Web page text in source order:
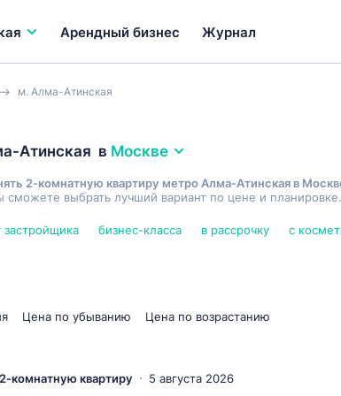
Арендный бизнес Журнал
м. Алма-Атинская
Атинская в Москве
2-комнатную квартиру метро Алма-Атинская в
выбрать лучший вариант по цене и
застройщика бизнес-класса в рассрочку с
Цена по убыванию Цена по возрастанию
комнатную квартиру 5 августа 2026